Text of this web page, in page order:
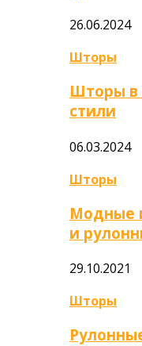
26.06.2024
Шторы
Шторы в
стили
06.03.2024
Шторы
Модные
и
29.10.2021
Шторы